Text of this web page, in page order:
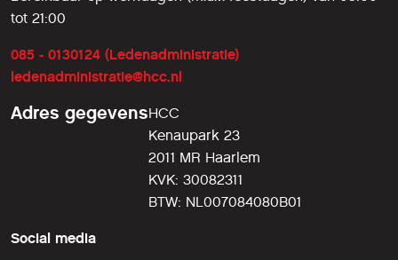
tot 21:00
085 - 0130124 (Ledenadministratie)
ledenadministratie@hcc.nl
Adres gegevensHCC
Kenaupark 23
2011 MR Haarlem
KVK: 30082311
BTW: NL007084080B01
Social media